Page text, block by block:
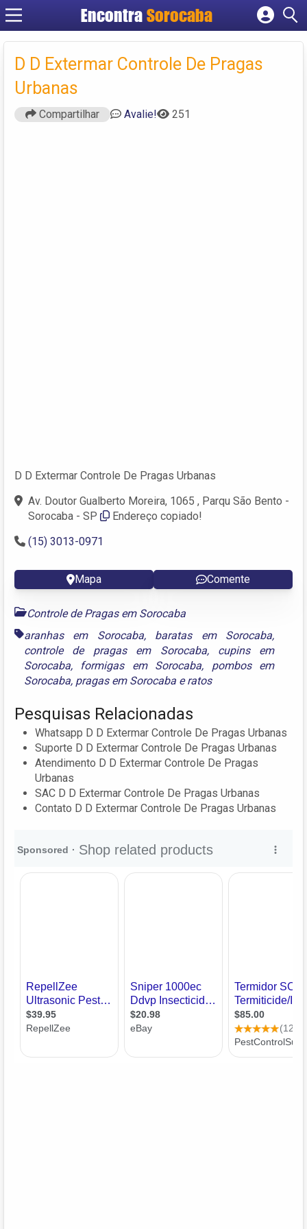
EncontraSorocaba
Cadastrar empresa
Criar conta
D D Extermar Controle De Pragas
Urbanas
Compartilhar Avalie! 251
D D Extermar Controle De Pragas Urbanas
Av. Doutor Gualberto Moreira, 1065 , Parqu São Bento -
Sorocaba - SP
Endereço copiado!
(15) 3013-0971
Mapa Comente
Controle de Pragas em Sorocaba
aranhas em Sorocaba, baratas em Sorocaba,
controle de pragas em Sorocaba, cupins em
Sorocaba, formigas em Sorocaba, pombos em
Sorocaba, pragas em Sorocaba eratos
Pesquisas Relacionadas
Whatsapp D D Extermar Controle De Pragas Urbanas
Suporte D D Extermar Controle De Pragas Urbanas
Atendimento D D Extermar Controle De Pragas
Urbanas
SAC D D Extermar Controle De Pragas Urbanas
Contato D D Extermar Controle De Pragas Urbanas